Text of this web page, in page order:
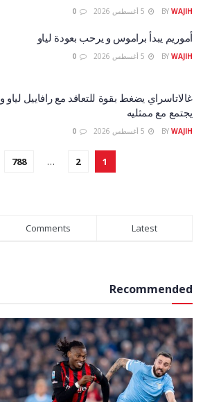
BY WAJIH
أموريم يبدأ براموس و يرحب بعودة لياو
BY WAJIH
غالاتاسراي يضغط بقوة للتعاقد مع رافاييل لياو و
يجتمع مع ممثليه
BY WAJIH
1
2
…
788
Comments Latest
Recommended